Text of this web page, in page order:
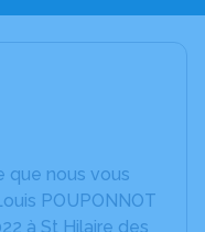
que nous vous
POUPONNOT
à St Hilaire des